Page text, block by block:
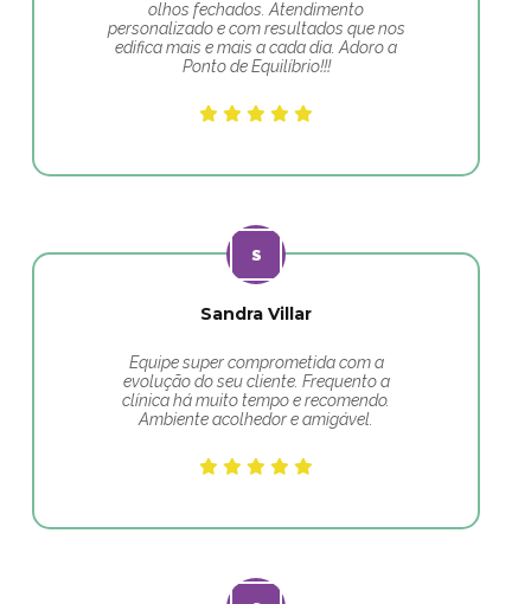
olhos fechados. Atendimento
personalizado e com resultados que nos
edifica mais e mais a cada dia. Adoro a
Ponto de Equilíbrio!!!
Sandra Villar
Equipe super comprometida com a
evolução do seu cliente. Frequento a
clínica há muito tempo e recomendo.
Ambiente acolhedor e amigável.